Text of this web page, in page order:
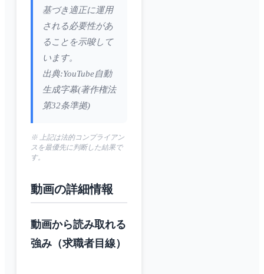
基づき適正に運用
される必要性があ
ることを示唆して
います。
出典:YouTube自動
生成字幕(著作権法
第32条準拠)
※ 上記は法的コンプライアン
スを最優先に判断した結果で
す。
動画の詳細情報
動画から読み取れる
強み（求職者目線）